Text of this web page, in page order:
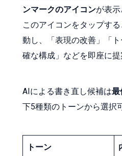
ンマークのアイコンが表示
このアイコンをタップす
動し、「表現の改善」「
確な構成」などを即座に提
AIによる書き直し候補は最
下5種類のトーンから選択
トーン